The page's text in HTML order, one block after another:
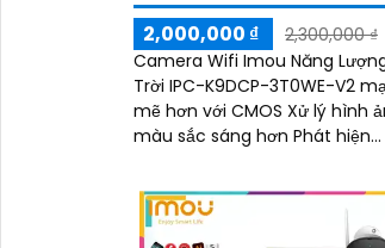
2,000,000 ₫
2,300,000 ₫
Camera Wifi Imou Năng
Trời IPC-K9DCP-3T0WE-V2
mẽ hơn với CMOS Xử lý hình
màu sắc sáng hơn Phát hiện
hình dáng người có khả...